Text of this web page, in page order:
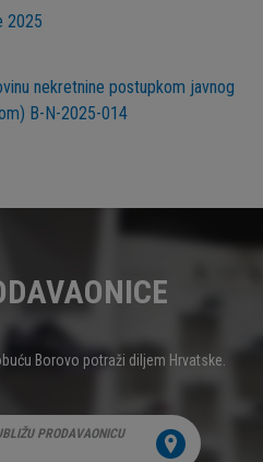
2025
nekretnine postupkom javnog
B-N-2025-014
Borovo potraži diljem Hrvatske.
PRODAVAONICU